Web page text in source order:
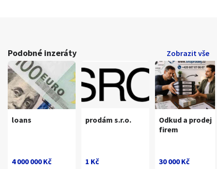
Podobné inzeráty Zobrazit vše
loans
4 000 000 Kč
prodám s.r.o.
1 Kč
Odkud a prodej
firem
30 000 Kč